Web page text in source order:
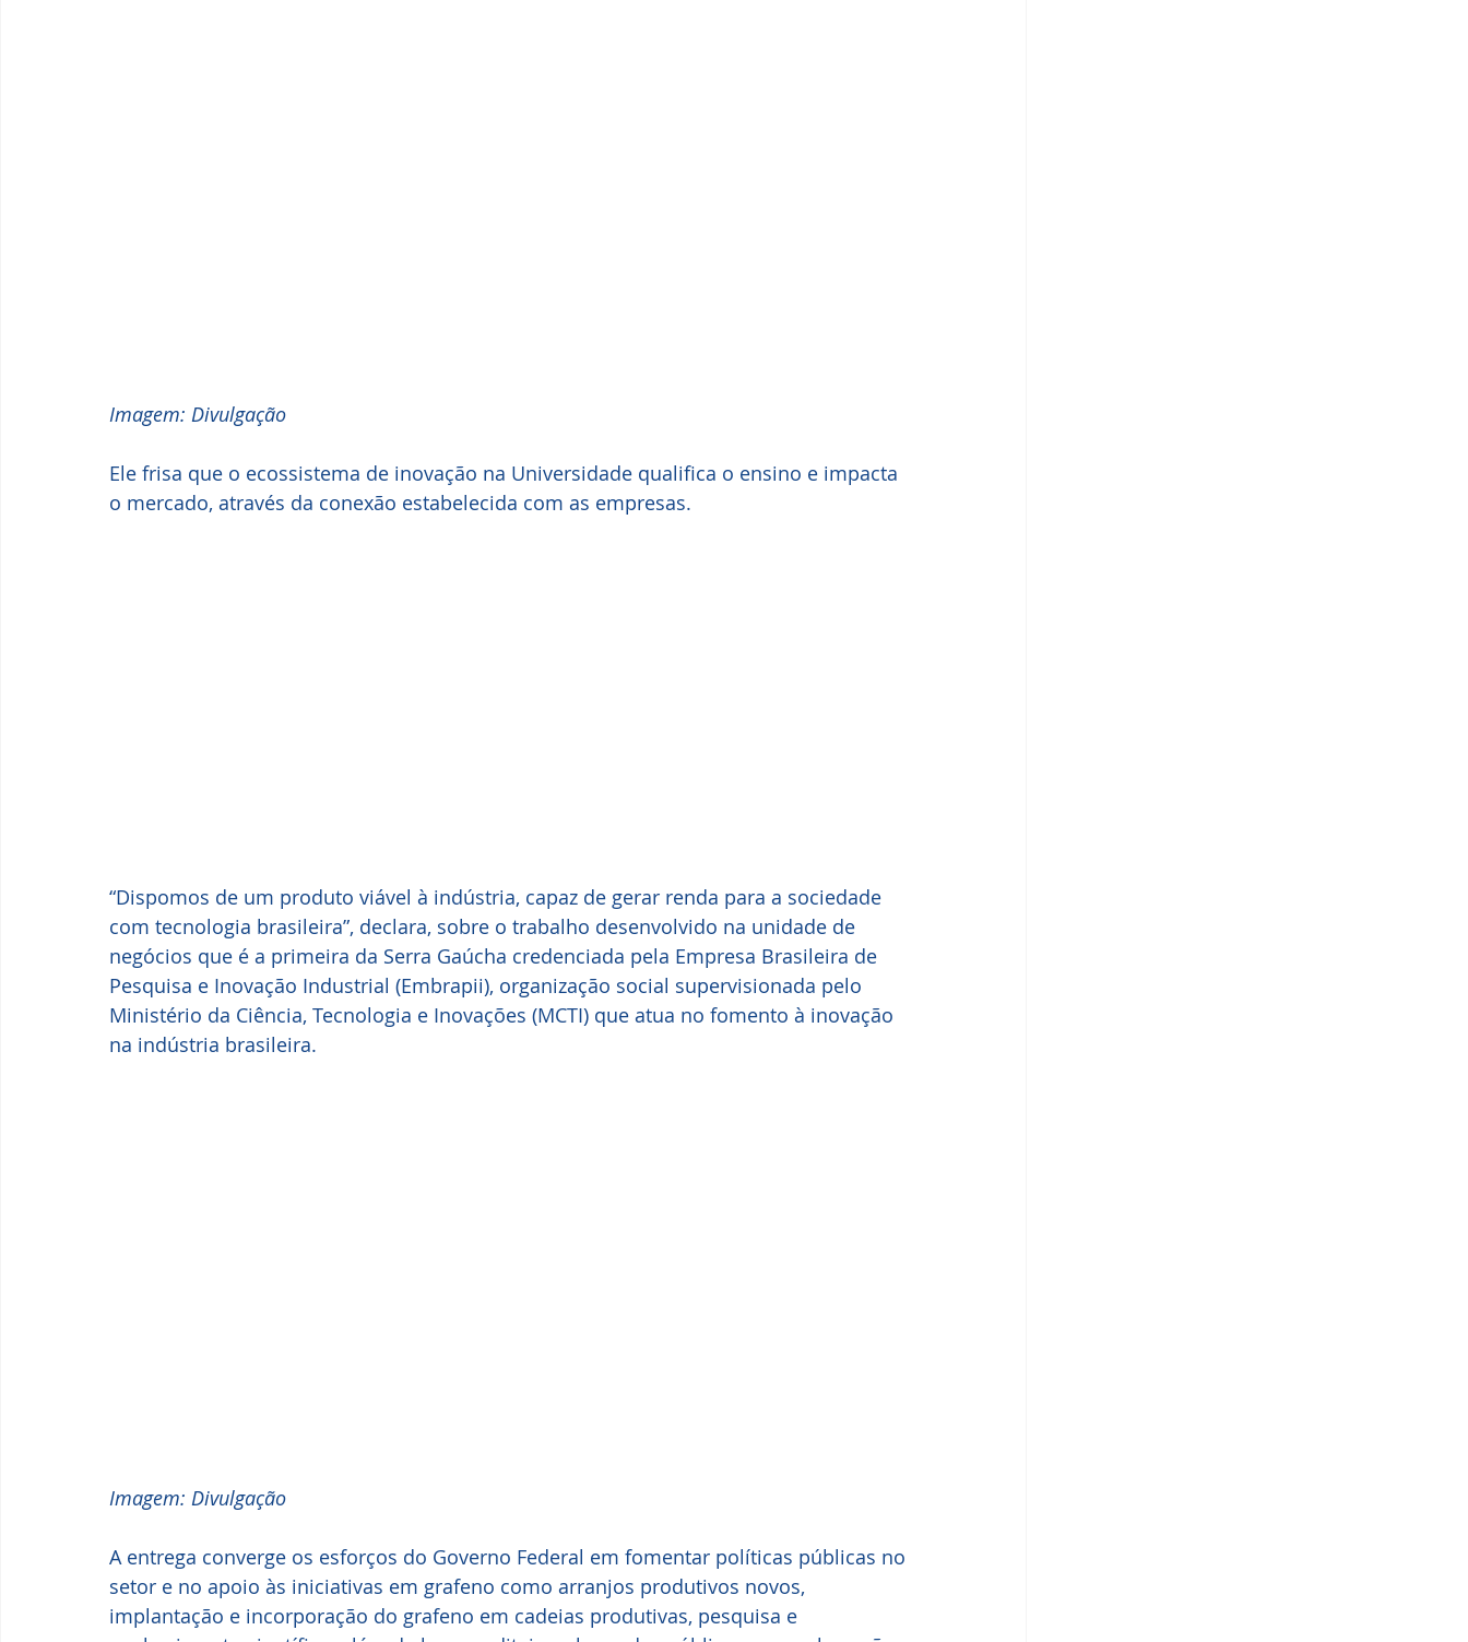
Imagem: Divulgação
Ele frisa que o ecossistema de inovação na Universidade qualifica o ensino e impacta
o mercado, através da conexão estabelecida com as empresas.
“Dispomos de um produto viável à indústria, capaz de gerar renda para a sociedade
com tecnologia brasileira”, declara, sobre o trabalho desenvolvido na unidade de
negócios que é a primeira da Serra Gaúcha credenciada pela Empresa Brasileira de
Pesquisa e Inovação Industrial (Embrapii), organização social supervisionada pelo
Ministério da Ciência, Tecnologia e Inovações (MCTI) que atua no fomento à inovação
na indústria brasileira.
Imagem: Divulgação
A entrega converge os esforços do Governo Federal em fomentar políticas públicas no
setor e no apoio às iniciativas em grafeno como arranjos produtivos novos,
implantação e incorporação do grafeno em cadeias produtivas, pesquisa e